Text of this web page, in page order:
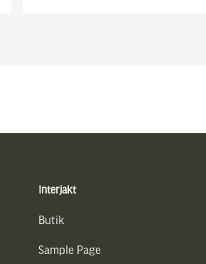
Interjakt
Butik
Sample Page